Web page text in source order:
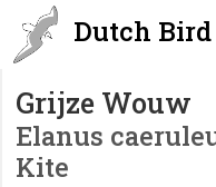
Dutch
Grijze Wouw
Elanus
Kite